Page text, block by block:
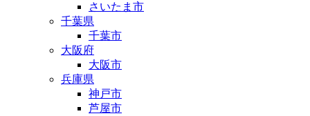
さいたま市
千葉県
千葉市
大阪府
大阪市
兵庫県
神戸市
芦屋市